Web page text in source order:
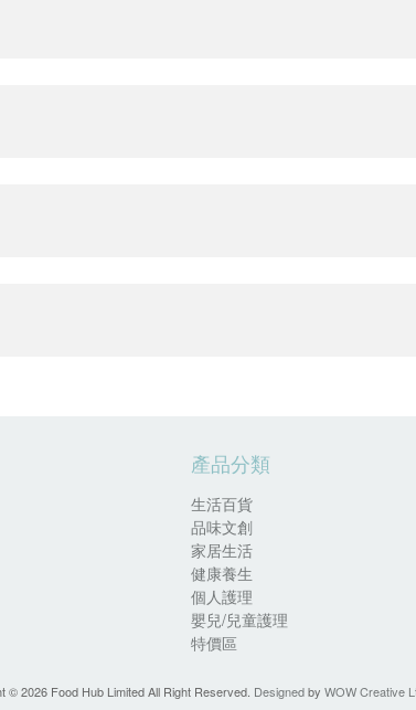
產品分類
生活百貨
品味文創
家居生活
健康養生
個人護理
嬰兒/兒童護理
特價區
©2026 Food Hub Limited All Right Reserved. Designedby WOW Creative